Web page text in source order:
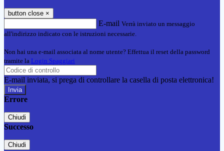
button close ×
E-mail Verrà inviato un messaggio
all'indirizzo indicato con le istruzioni necessarie.
Non hai una e-mail associata al nome utente? Effettua il reset della password
tramite la Login Spaggiari
E-mail inviata, si prega di controllare la casella di posta elettronica!
Errore
Chiudi
Successo
Chiudi